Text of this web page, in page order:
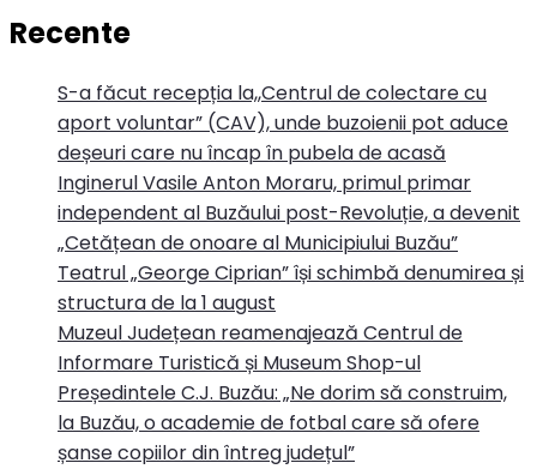
Recente
S-a făcut recepția la,,Centrul de colectare cu
aport voluntar” (CAV), unde buzoienii pot aduce
deșeuri care nu încap în pubela de acasă
Inginerul Vasile Anton Moraru, primul primar
independent al Buzăului post-Revoluție, a devenit
„Cetățean de onoare al Municipiului Buzău”
Teatrul „George Ciprian” își schimbă denumirea și
structura de la 1 august
Muzeul Județean reamenajează Centrul de
Informare Turistică și Museum Shop-ul
Președintele C.J. Buzău: „Ne dorim să construim,
la Buzău, o academie de fotbal care să ofere
șanse copiilor din întreg județul”